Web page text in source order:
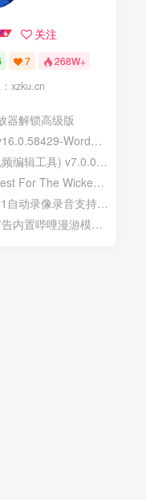
关注
7 268W+
xzku.cn
器解锁高级版
Word，表格解锁高级版
– 强大的全功能视频编辑应用程序
官方中文版
录像录音支持锁屏录像
块版，解锁大会员！去除更新